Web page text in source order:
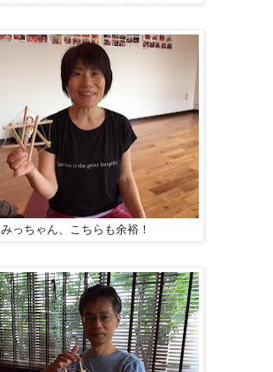
みっちゃん、こちらも余裕！